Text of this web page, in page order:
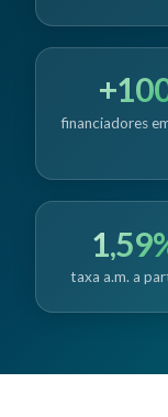
financiadores
taxa a.m. a